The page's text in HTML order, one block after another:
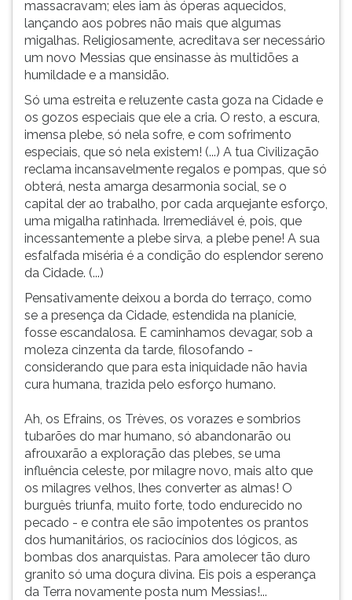
massacravam; eles iam às óperas aquecidos,
lançando aos pobres não mais que algumas
migalhas. Religiosamente, acreditava ser necessário
um novo Messias que ensinasse às multidões a
humildade e a mansidão.
Só uma estreita e reluzente casta goza na Cidade e
os gozos especiais que ele a cria. O resto, a escura,
imensa plebe, só nela sofre, e com sofrimento
especiais, que só nela existem! (...) A tua Civilização
reclama incansavelmente regalos e pompas, que só
obterá, nesta amarga desarmonia social, se o
capital der ao trabalho, por cada arquejante esforço,
uma migalha ratinhada. Irremediável é, pois, que
incessantemente a plebe sirva, a plebe pene! A sua
esfalfada miséria é a condição do esplendor sereno
da Cidade. (...)
Pensativamente deixou a borda do terraço, como
se a presença da Cidade, estendida na planície,
fosse escandalosa. E caminhamos devagar, sob a
moleza cinzenta da tarde, filosofando -
considerando que para esta iniquidade não havia
cura humana, trazida pelo esforço humano.
Ah, os Efrains, os Trèves, os vorazes e sombrios
tubarões do mar humano, só abandonarão ou
afrouxarão a exploração das plebes, se uma
influência celeste, por milagre novo, mais alto que
os milagres velhos, lhes converter as almas! O
burguês triunfa, muito forte, todo endurecido no
pecado - e contra ele são impotentes os prantos
dos humanitários, os raciocínios dos lógicos, as
bombas dos anarquistas. Para amolecer tão duro
granito só uma doçura divina. Eis pois a esperança
da Terra novamente posta num Messias!...